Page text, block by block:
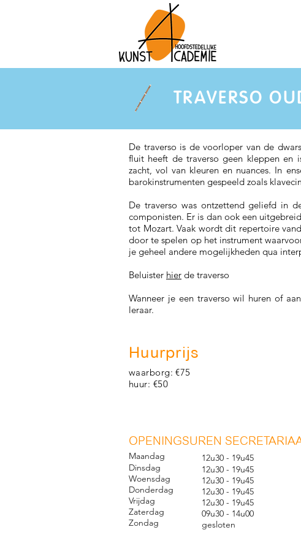
TRAVERSO
De traverso is de voorloper van de
fluit heeft de traverso geen kleppen
zacht, vol van kleuren en nuances. In
barokinstrumenten gespeeld zoals
De traverso was ontzettend geliefd in
componisten. Er is dan ook een
tot Mozart. Vaak wordt dit repertoire
door te spelen op het instrument
je geheel andere mogelijkheden qua
Beluister hier de traverso
Wanneer je een traverso wil huren of
leraar.
Huurprijs
waarborg: €75
huur: €50
OPENINGSUREN
Maandag
Dinsdag
Woensdag
Donderdag
Vrijdag
Zaterdag
Zondag
12u30 - 19u45
12u30 - 19u45
12u30 - 19u45
12u30 - 19u45
12u30 - 19u45
09u30 - 14u00
gesloten